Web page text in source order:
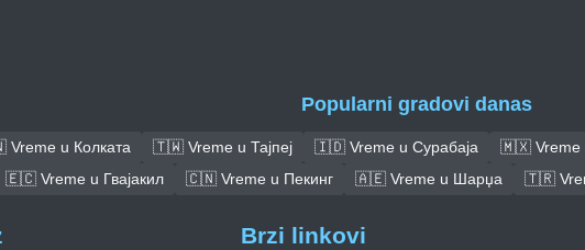
Popularni gradovi danas
u Колката 🇹🇼 Vreme u Тајпеј 🇮🇩 Vreme u Сурабаја 🇲🇽 Vreme
🇪🇨 Vreme u Гвајакил
🇨🇳 Vreme u Пекинг 🇦🇪 Vreme u Шарџа 🇹🇷
Brzi linkovi